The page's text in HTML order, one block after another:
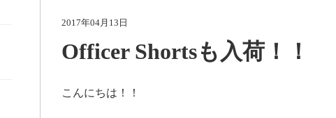
2017年04月13日
Officer Shortsも入荷！！
こんにちは！！